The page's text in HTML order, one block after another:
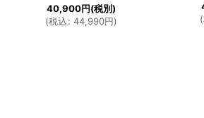
40,900円(税別)
(税込: 44,990円)
(